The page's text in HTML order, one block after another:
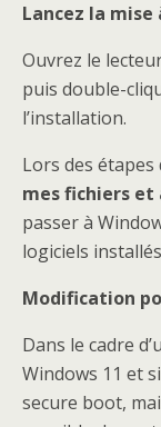
Lancez la mise
Ouvrez le
puis double-
l’installation.
Lors des étapes
mes fichiers
passer à
logiciels
Modification
Dans le cadre
Windows 11 et
secure boot,